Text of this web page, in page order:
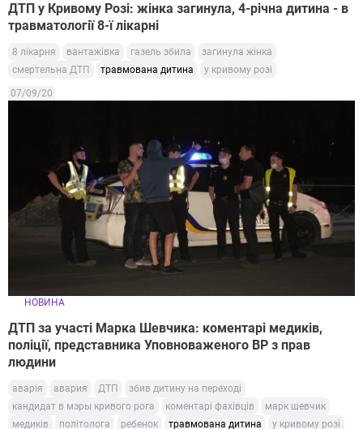
ДТП у Кривому Розі: жінка загинула, 4-річна дитина - в
травматології 8-ї лікарні
8 лікарня вантажівка газель збила
загинула жінка
смертельна ДТП
травмована дитина у кривому розі
07/09/20
НОВИНА
ДТП за участі Марка Шевчика: коментарі медиків,
поліції, представника Уповноваженого ВР з прав
людини
аварія авария ДТП
збив дитину на переході
кандидат в мэры кривого рога
коментарі фахівців
марк шевчик
медиків
політолога ребенок травмована дитина у кривому розі